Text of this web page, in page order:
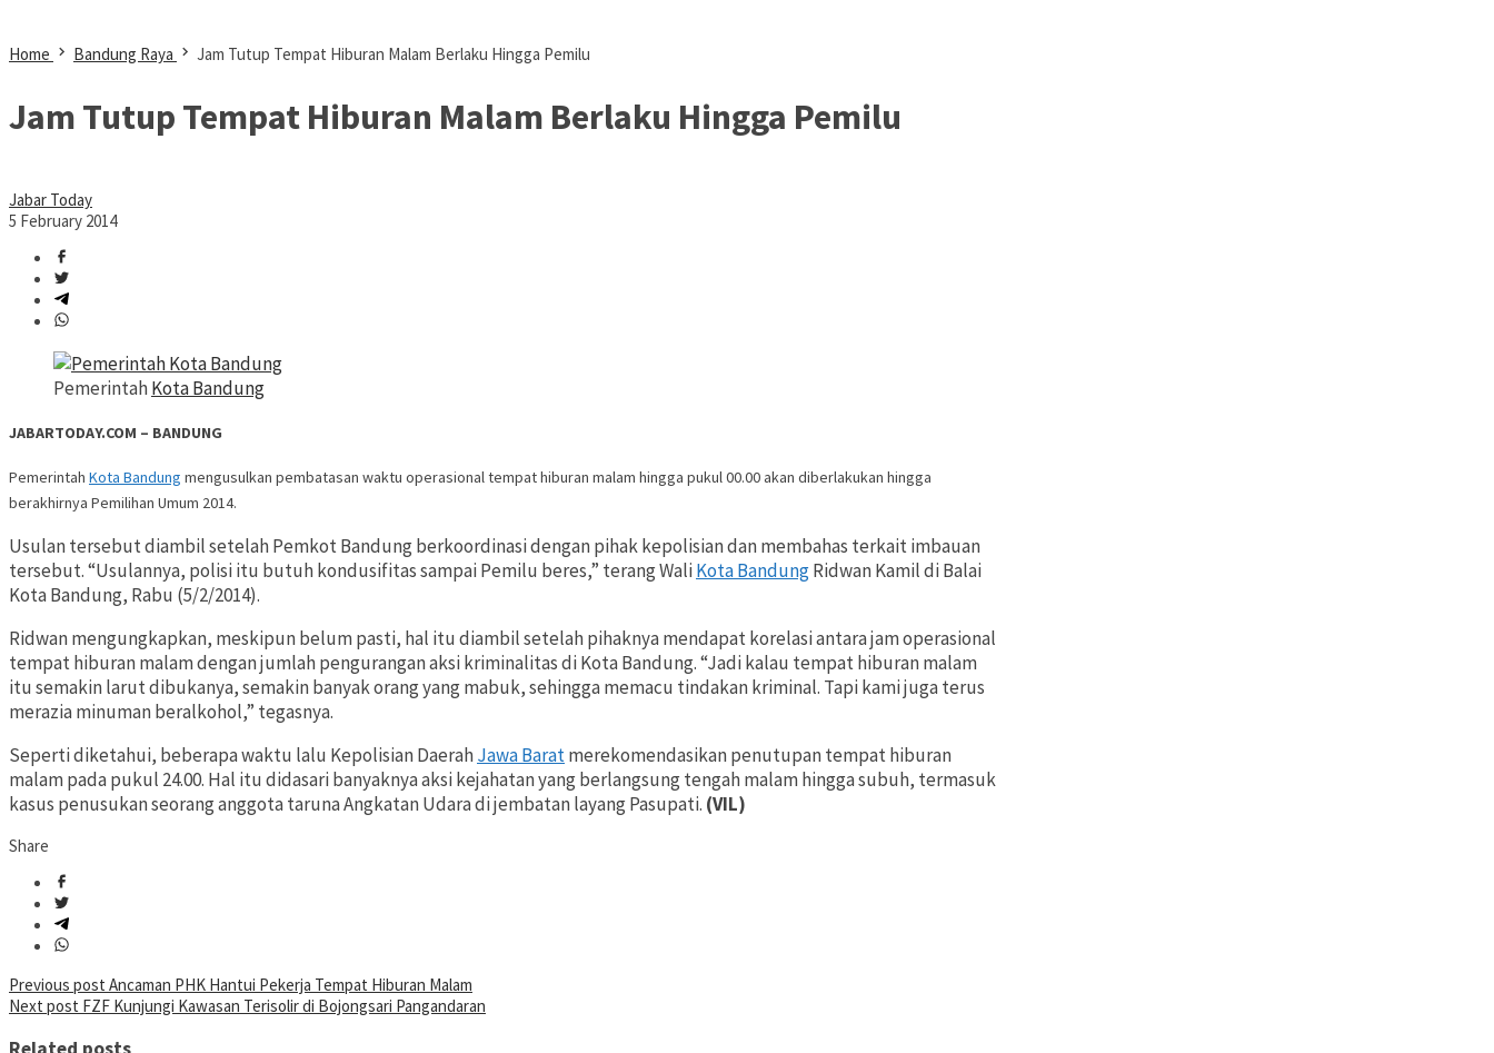
Home Bandung Raya Jam Tutup Tempat Hiburan Malam Berlaku Hingga Pemilu
Jam Tutup Tempat Hiburan Malam Berlaku Hingga Pemilu
Jabar Today
5 February 2014
PemerintahKota Bandung
JABARTODAY.COM – BANDUNG
Pemerintah Kota Bandung mengusulkan pembatasan waktu operasional tempat hiburan malam hingga pukul 00.00 akan diberlakukan hingga
berakhirnya Pemilihan Umum 2014.
Usulan tersebut diambil setelah Pemkot Bandung berkoordinasi dengan pihak kepolisian dan membahas terkait imbauan
tersebut. “Usulannya, polisi itu butuh kondusifitas sampai Pemilu beres,” terang WaliKota BandungRidwan Kamil di Balai
Kota Bandung, Rabu (5/2/2014).
Ridwan mengungkapkan, meskipun belum pasti, hal itu diambil setelah pihaknya mendapat korelasi antara jam operasional
tempat hiburan malam dengan jumlah pengurangan aksi kriminalitas di Kota Bandung. “Jadi kalau tempat hiburan malam
itu semakin larut dibukanya, semakin banyak orang yang mabuk, sehingga memacu tindakan kriminal. Tapi kami juga terus
merazia minuman beralkohol,” tegasnya.
Seperti diketahui, beberapa waktu lalu Kepolisian DaerahJawa Baratmerekomendasikan penutupan tempat hiburan
malam pada pukul 24.00. Hal itu didasari banyaknya aksi kejahatan yang berlangsung tengah malam hingga subuh, termasuk
kasus penusukan seorang anggota taruna Angkatan Udara di jembatan layang Pasupati. (VIL)
Share
Post
navigation
Previous post Ancaman PHK Hantui Pekerja Tempat Hiburan Malam
Next post FZF Kunjungi Kawasan Terisolir di Bojongsari Pangandaran